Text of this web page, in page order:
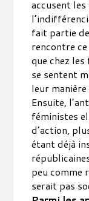
accusent
fait partie
rencontre
que chez
se sentent
leur
Ensuite,
féministes
d’action,
étant déjà
peu comme
serait pas